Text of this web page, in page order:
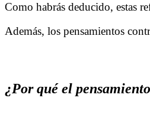
Como habrás deducido, estas
Además, los pensamientos
¿Por qué el